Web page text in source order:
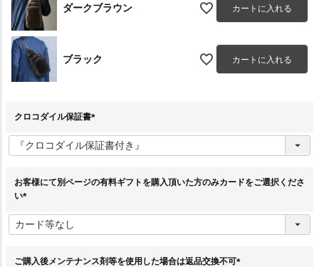
ダークブラウン カートに入れる
ブラック カートに入れる
クロコダイル保証書
必
須
お客様にて別ページの有料ギフトを購入頂いた方のみカードをご選択くださ
い
必
須
ご購入後メンテナンス剤等を使用した場合は返品交換不可